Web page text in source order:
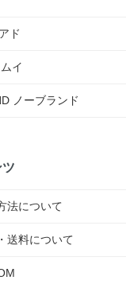
ド
イ
ノーブランド
法について
送料について